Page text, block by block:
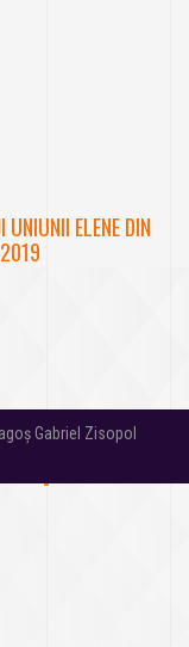
ELENE DIN
Gabriel Zisopol